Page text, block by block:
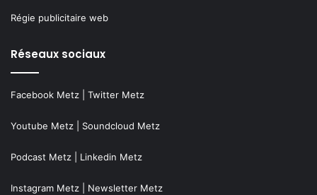
Régie publicitaire web
Réseaux sociaux
Facebook Metz Twitter Metz
Youtube Metz Soundcloud Metz
Podcast Metz Linkedin Metz
Instagram Metz Newsletter Metz